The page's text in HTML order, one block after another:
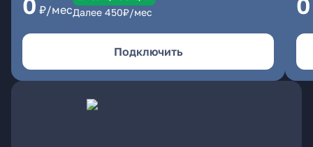
0 ₽/месДалее 450₽/мес
Подключить
0